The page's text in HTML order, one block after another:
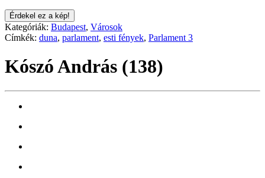
Érdekel ez a kép!
Kategóriák: Budapest, Városok
Címkék: duna, parlament, esti fények, Parlament 3
Kószó András (138)